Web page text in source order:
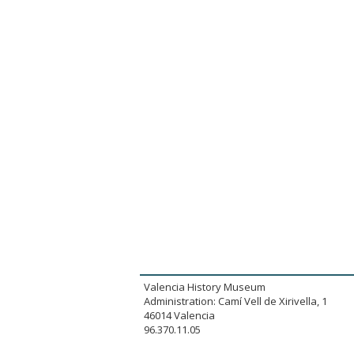
Valencia History Museum
Administration: Camí Vell de Xirivella, 1
46014 Valencia
96.370.11.05